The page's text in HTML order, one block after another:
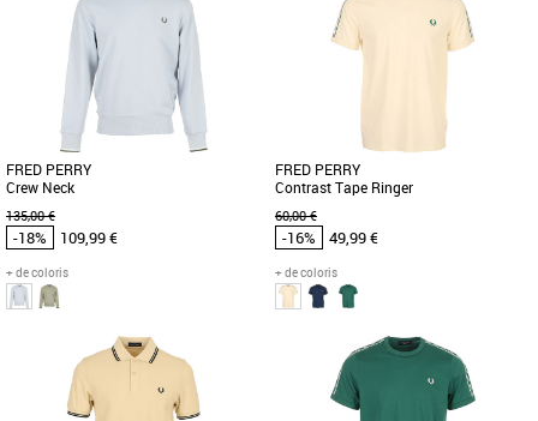
Vêtements pas cher et Promos
Vêtements
La veste Fred Perry Contrast Tape
Track Jacket combine style sportif et
confort optimal pour affronter [...]
Vêtements pas cher et Promos
Vêtements
Le sweat-shirt Fred Perry Half Zip est
FRED PERRY
Crew Neck
135,00 €
-18% 109,99 €
+ de coloris
Vêtements pas cher et Promos
Vêtements
Le Fred Perry Crew Neck est un sweat-
FRED PERRY
Contrast Tape Ringer
60,00 €
-16% 49,99 €
+ de coloris
Vêtements pas cher et Promos
Vêtements
Le Fred Perry Contrast Tape Ringer est